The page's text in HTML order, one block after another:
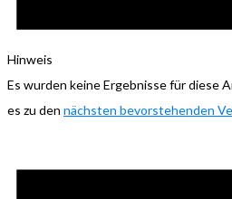
Hinweis
Es wurden keine Ergebnisse für diese
es zu den nächsten bevorstehenden